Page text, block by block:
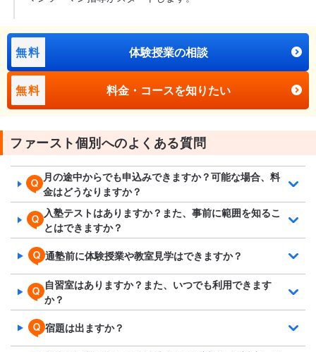
無料 体験授業の相談
無料 料金・コースを知りたい
ファースト個別へのよくある質問
月の途中からでも申込みできますか？可能な場合、料
金はどうなりますか？
入塾テストはありますか？また、事前に範囲を知るこ
とはできますか？
通塾前に体験授業や教室見学はできますか？
自習室はありますか？また、いつでも利用できます
か？
宿題は出ますか？